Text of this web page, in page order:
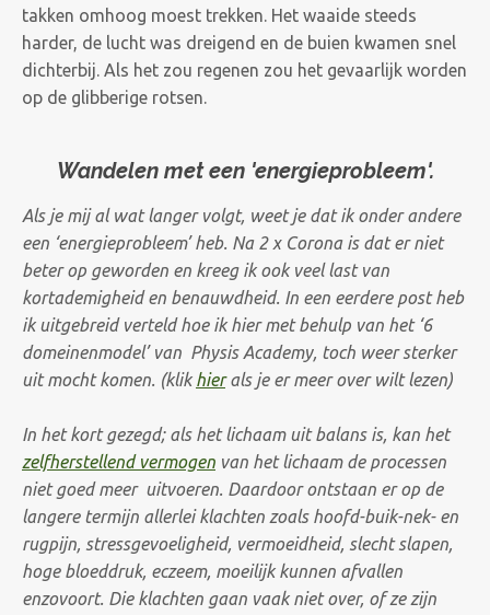
takken omhoog moest trekken. Het waaide steeds
harder, de lucht was dreigend en de buien kwamen snel
dichterbij. Als het zou regenen zou het gevaarlijk worden
op de glibberige rotsen.
Wandelen met een 'energieprobleem'.
Als je mij al wat langer volgt, weet je dat ik onder andere
een ‘energieprobleem’ heb. Na 2 x Corona is dat er niet
beter op geworden en kreeg ik ook veel last van
kortademigheid en benauwdheid. In een eerdere post heb
ik uitgebreid verteld hoe ik hier met behulp van het ‘6
domeinenmodel’ van Physis Academy, toch weer sterker
uit mocht komen. (klik hierals je er meer over wilt lezen)
In het kort gezegd; als het lichaam uit balans is, kan het
zelfherstellend vermogen van het lichaam de processen
niet goed meer uitvoeren. Daardoor ontstaan er op de
langere termijn allerlei klachten zoals hoofd-buik-nek- en
rugpijn, stressgevoeligheid, vermoeidheid, slecht slapen,
hoge bloeddruk, eczeem, moeilijk kunnen afvallen
enzovoort. Die klachten gaan vaak niet over, of ze zijn